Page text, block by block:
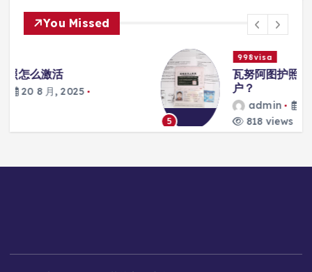
You Missed
瓦努阿图护照能否在马尼拉开设银行账
20 8 月, 2025